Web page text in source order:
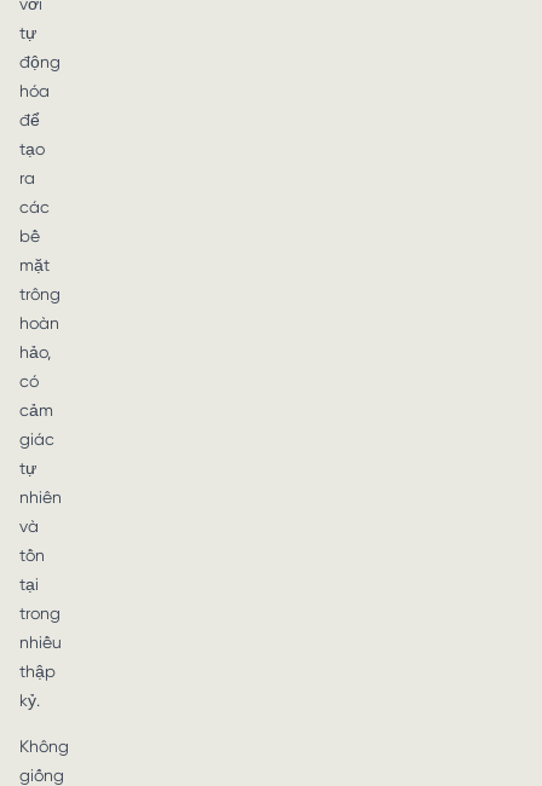
tự
động
hóa
để
tạo
ra
các
bề
mặt
trông
hoàn
hảo,
có
cảm
giác
tự
nhiên
và
tồn
tại
trong
nhiều
thập
kỷ.
Không
giống